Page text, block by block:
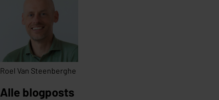
Roel Van Steenberghe
Alle blogposts